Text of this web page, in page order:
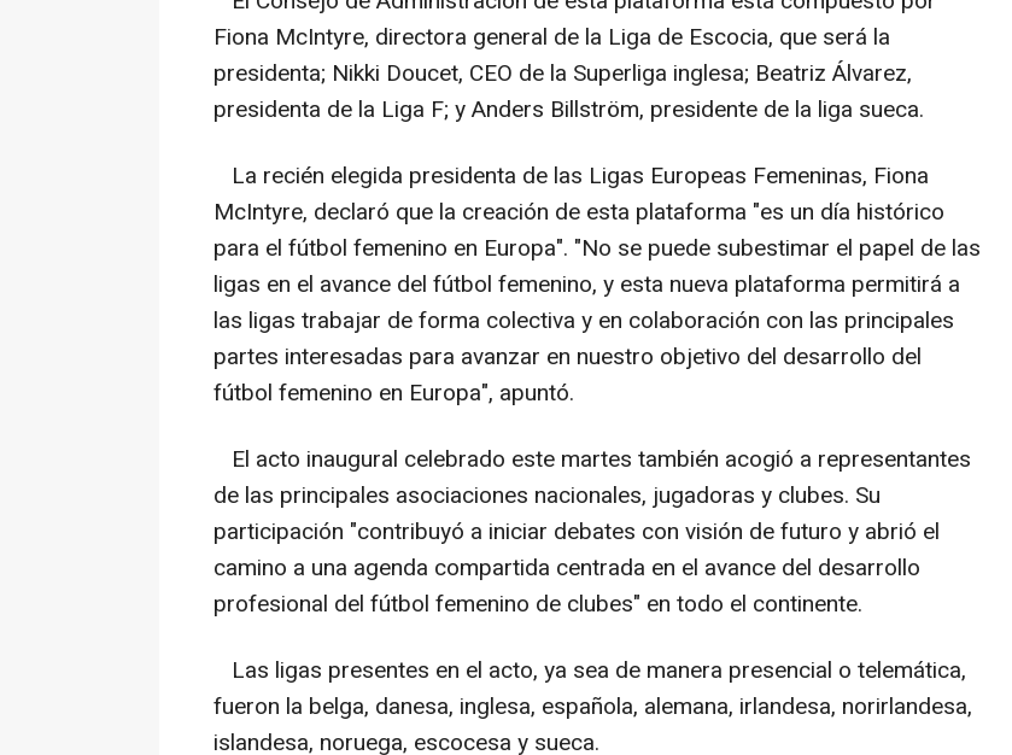
Fiona McIntyre, directora general de la Liga de Escocia, que será la
presidenta; Nikki Doucet, CEO de la Superliga inglesa; Beatriz Álvarez,
presidenta de la Liga F; y Anders Billström, presidente de la liga sueca.
La recién elegida presidenta de las Ligas Europeas Femeninas, Fiona
McIntyre, declaró que la creación de esta plataforma "es un día histórico
para el fútbol femenino en Europa". "No se puede subestimar el papel de las
ligas en el avance del fútbol femenino, y esta nueva plataforma permitirá a
las ligas trabajar de forma colectiva y en colaboración con las principales
partes interesadas para avanzar en nuestro objetivo del desarrollo del
fútbol femenino en Europa", apuntó.
El acto inaugural celebrado este martes también acogió a representantes
de las principales asociaciones nacionales, jugadoras y clubes. Su
participación "contribuyó a iniciar debates con visión de futuro y abrió el
camino a una agenda compartida centrada en el avance del desarrollo
profesional del fútbol femenino de clubes" en todo el continente.
Las ligas presentes en el acto, ya sea de manera presencial o telemática,
fueron la belga, danesa, inglesa, española, alemana, irlandesa, norirlandesa,
islandesa, noruega, escocesa y sueca.